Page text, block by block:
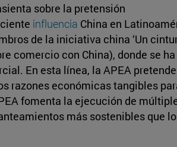
sobre la pretensión
influencia China en
de la iniciativa china ‘Un
comercio con China), donde se ha
En esta línea, la APEA pretende
razones económicas tangibles
fomenta la ejecución de
más sostenibles que